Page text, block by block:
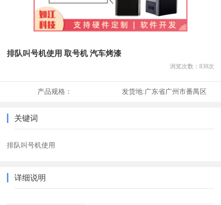
排队叫号机使用 取号机 汽车烤漆
浏览次数： 838次
产品规格： 发货地:广东省广州市番禺区
关键词
排队叫号机使用
详细说明